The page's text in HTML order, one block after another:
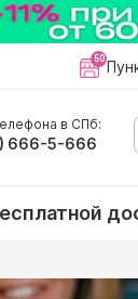
в СПб:
666-5-666